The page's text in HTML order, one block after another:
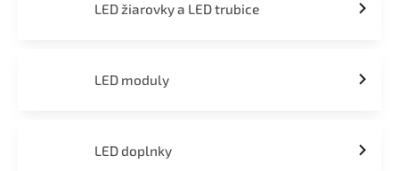
LED žiarovky a LED trubice
LED moduly
LED doplnky